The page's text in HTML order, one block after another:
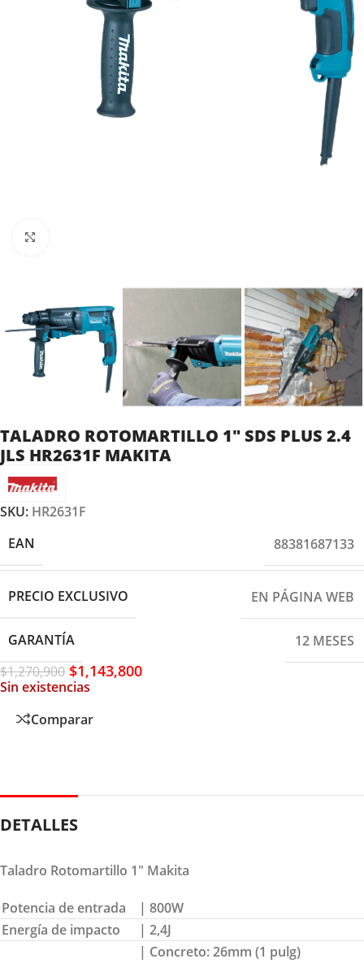
TALADRO ROTOMARTILLO 1″ SDS PLUS 2.4
JLS HR2631F MAKITA
SKU: HR2631F
EAN
88381687133
PRECIO EXCLUSIVO EN PÁGINA WEB
GARANTÍA
12 MESES
$1,270,900 $1,143,800
Sin existencias
Comparar
DETALLES
Taladro Rotomartillo 1″ Makita
Potencia de entrada
| 800W
Energía de impacto
| 2,4J
| Concreto: 26mm (1 pulg)